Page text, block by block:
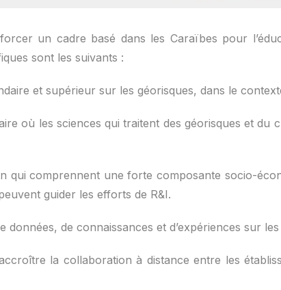
un cadre basé dans les Caraïbes pour
sont les suivants :
et supérieur sur les géorisques, dans le
où les sciences qui traitent des géorisques et du
qui comprennent une forte composante socio-
guider les efforts de R&I.
de connaissances et d’expériences sur
la collaboration à distance entre les